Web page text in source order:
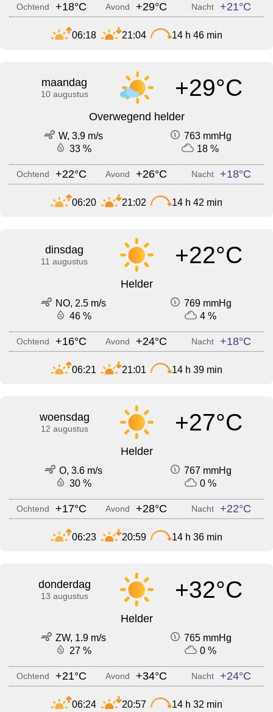
Ochtend +18°C Avond +29°C Nacht +21°C
06:18 21:04 14 h 46 min
maandag
10 augustus +29°C
Overwegend helder
W, 3.9 m/s
763 mmHg
33 %
18 %
Ochtend +22°C Avond +26°C Nacht +18°C
06:20 21:02 14 h 42 min
dinsdag
11 augustus +22°C
Helder
NO, 2.5 m/s
769 mmHg
46 %
4 %
Ochtend +16°C Avond +24°C Nacht +18°C
06:21 21:01 14 h 39 min
woensdag
12 augustus +27°C
Helder
O, 3.6 m/s
767 mmHg
30 %
0 %
Ochtend +17°C Avond +28°C Nacht +22°C
06:23 20:59 14 h 36 min
donderdag
13 augustus +32°C
Helder
ZW, 1.9 m/s
765 mmHg
27 %
0 %
Ochtend +21°C Avond +34°C Nacht +24°C
06:24 20:57 14 h 32 min